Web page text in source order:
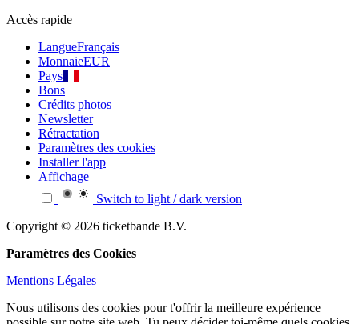
Accès rapide
LangueFrançais
MonnaieEUR
Pays
Bons
Crédits photos
Newsletter
Rétractation
Paramètres des cookies
Installer l'app
Affichage
Switch to light / dark version
Copyright © 2026 ticketbande B.V.
Paramètres des Cookies
Mentions Légales
Nous utilisons des cookies pour t'offrir la meilleure expérience